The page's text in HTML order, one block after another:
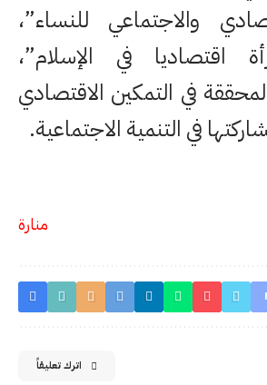
والاجتماعي للنساء”،
اقتصاديا في الإسلام”،
في التمكين الاقتصادي
في التنمية الاجتماعية.
منارة
اترك تعليقاً